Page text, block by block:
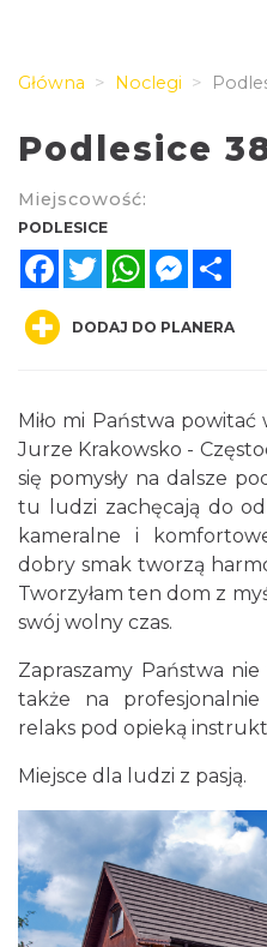
Główna Noclegi
Podlesice
Miejscowość:
PODLESICE
FacebookTwitterWhatsApp
DODAJ DO PLANERA
Miło mi Państwa
Jurze Krakowsko -
się pomysły na dalsze
tu ludzi zachęcają do
kameralne i
dobry smak tworzą
Tworzyłam ten dom z
swój wolny czas.
Zapraszamy Państwa
także na
relaks pod opieką
Miejsce dla ludzi z pasją.